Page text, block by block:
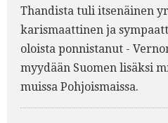
Thandista tuli itsenäinen
karismaattinen ja
oloista ponnistanut -
myydään Suomen lisäksi
muissa Pohjoismaissa.